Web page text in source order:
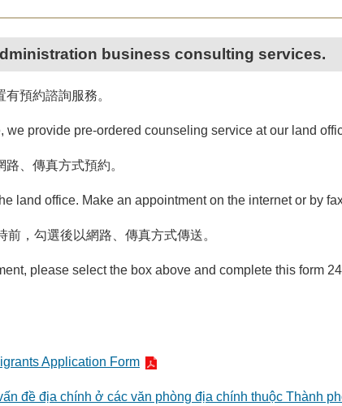
business consulting services.
預約諮詢服務。
provide pre-ordered counseling service at our land
、傳真方式預約。
land office. Make an appointment on the internet or by
，勾選後以網路、傳真方式傳送。
please select the box above and complete this form
Application Form
đề địa chính ở các văn phòng địa chính thuộc Thành